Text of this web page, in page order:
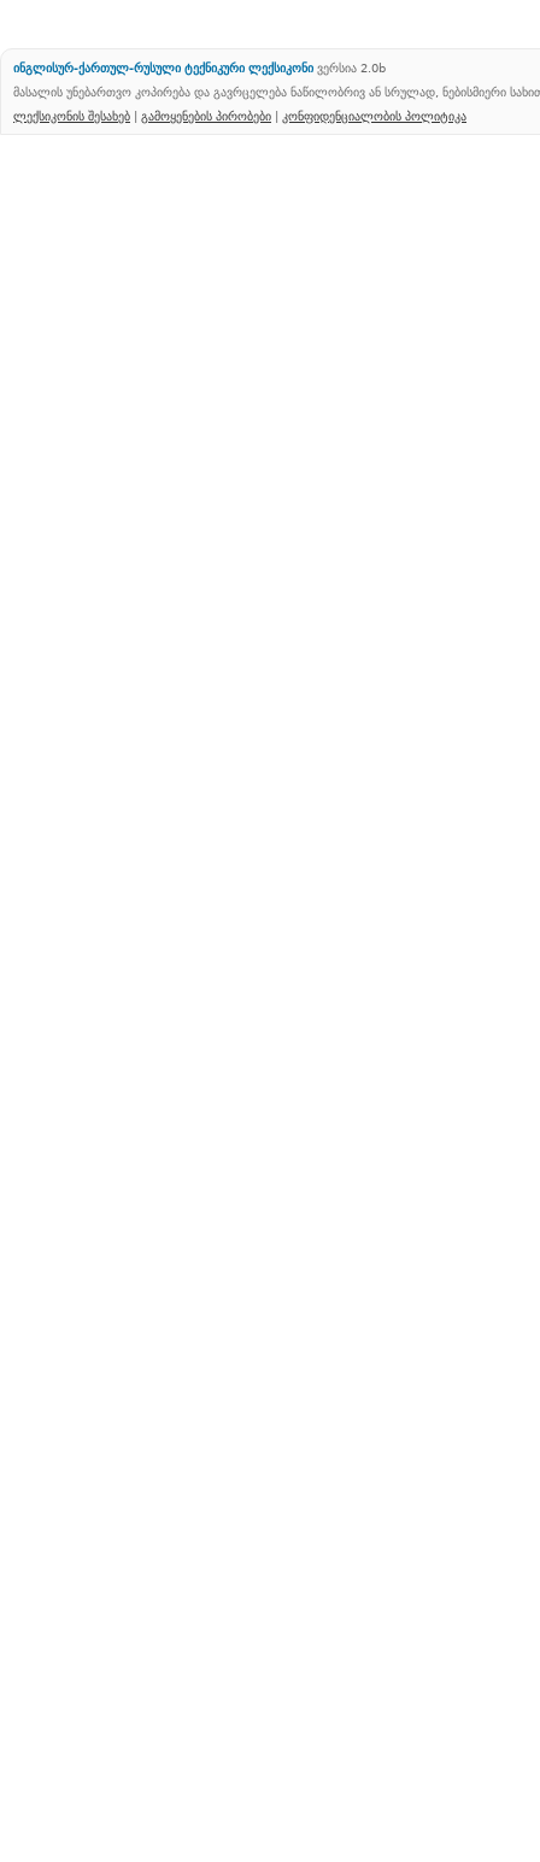
ინგლისურ-ქართულ-რუსული ტექნიკური ლექსიკონი ვერსია 2.0b
მასალის უნებართვო კოპირება და გავრცელება ნაწილობრივ ან სრულად, ნებისმიერი
ლექსიკონის შესახებ | გამოყენების პირობები | კონფიდენციალობის პოლიტიკა